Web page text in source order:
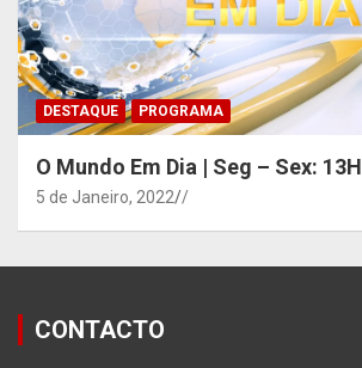
DESTAQUE PROGRAMA
O Mundo Em Dia | Seg – Sex: 13H
5 de Janeiro, 2022 /
CONTACTO